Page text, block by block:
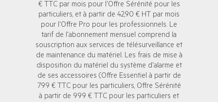
€ TTC par mois pour l'Offre Sérénité pour les
particuliers, et à partir de 42,90 € HT par mois
pour l'Offre Pro pour les professionnels. Le
tarif de l'abonnement mensuel comprend la
souscription aux services de télésurveillance et
de maintenance du matériel. Les frais de mise à
disposition du matériel du système d'alarme et
de ses accessoires (Offre Essentiel à partir de
799 € TTC pour les particuliers, Offre Sérénité
à partir de 999 € TTC pour les particuliers et